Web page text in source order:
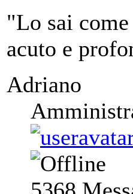
"Lo sai
acuto e
Adriano